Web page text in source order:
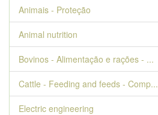
Animais - Proteção
Animal nutrition
Bovinos - Alimentação e rações - ...
Cattle - Feeding and feeds - Comp...
Electric engineering